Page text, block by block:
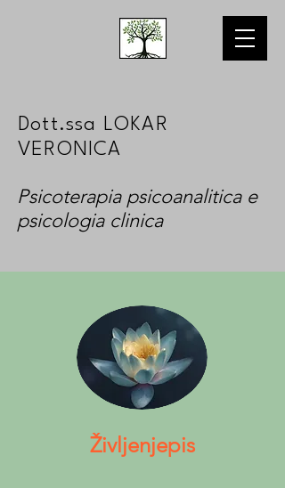
Dott.ssa LOKAR
VERONICA
Psicoterapia psicoanalitica e
psicologia clinica
Življenjepis